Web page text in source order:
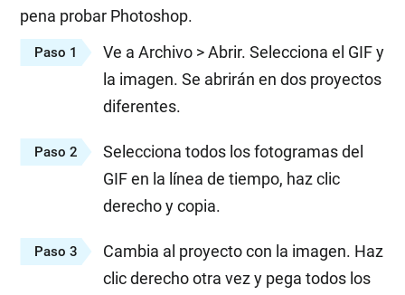
pena probar Photoshop.
Paso 1
Ve a Archivo > Abrir. Selecciona el GIF y
la imagen. Se abrirán en dos proyectos
diferentes.
Paso 2
Selecciona todos los fotogramas del
GIF en la línea de tiempo, haz clic
derecho y copia.
Paso 3
Cambia al proyecto con la imagen. Haz
clic derecho otra vez y pega todos los